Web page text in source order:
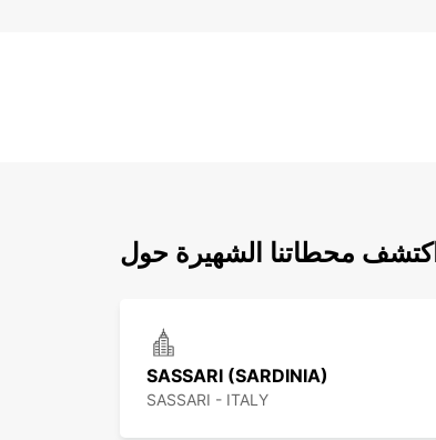
اكتشف محطاتنا الشهيرة حول
SASSARI (SARDINIA)
SASSARI - ITALY